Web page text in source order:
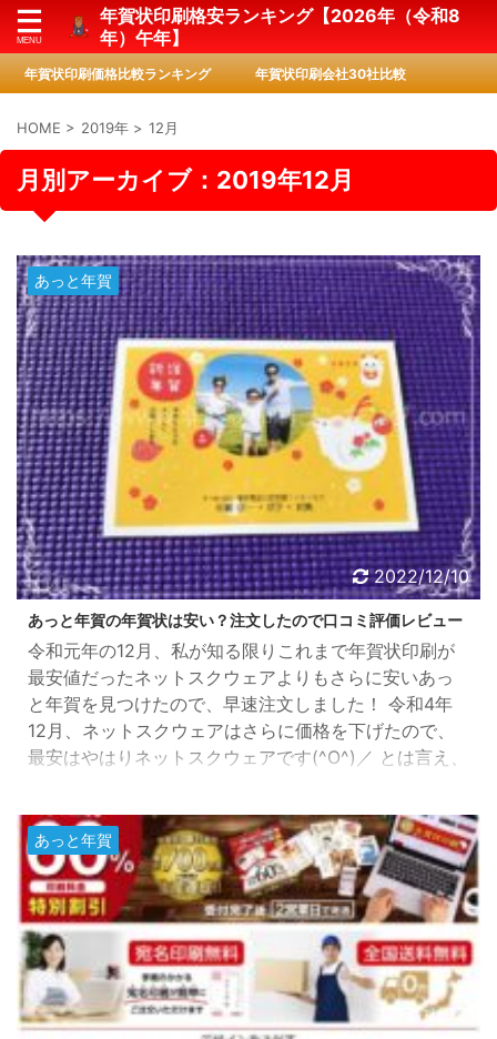
年賀状印刷格安ランキング【2026年（令和8
年）午年】
年賀状印刷価格比較ランキング 年賀状印刷会社30社比較
HOME > 2019年 > 12月
月別アーカイブ：2019年12月
あっと年賀
2022/12/10
あっと年賀の年賀状は安い？注文したので口コミ評価レビュー
令和元年の12月、私が知る限りこれまで年賀状印刷が
最安値だったネットスクウェアよりもさらに安いあっ
と年賀を見つけたので、早速注文しました！ 令和4年
12月、ネットスクウェアはさらに価格を下げたので、
最安はやはりネットスクウェアです(^O^)／ とは言え、
スト年賀状と写真入り年賀状の各1枚づつを注文しまし
た。 あっと年賀に注文していた年賀状が届いたので口
コミ評価をレビューしますね。 あっと年賀の年賀状の
口コミ評価レビュー まずは、注文内容ですが、注文完
了時にあ ...
あっと年賀